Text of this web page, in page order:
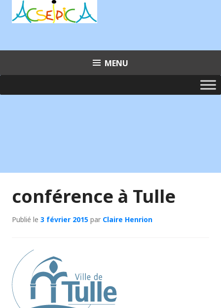
MENU
conférence à Tulle
Publié le 3 février 2015 par Claire Henrion